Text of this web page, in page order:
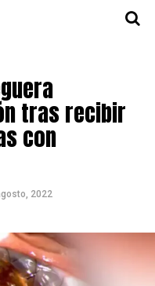
tras recibir
con
2022